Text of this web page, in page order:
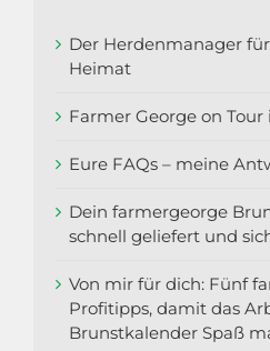
Der Herdenmanager
Heimat
Farmer George on
Eure FAQs – meine
Dein farmergeorge
schnell geliefert und
Von mir für dich: Fünf
Profitipps, damit das
Brunstkalender Spaß